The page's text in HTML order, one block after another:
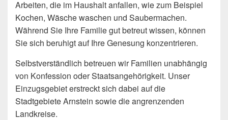
Arbeiten, die im Haushalt anfallen, wie zum Beispiel
Kochen, Wäsche waschen und Saubermachen.
Während Sie Ihre Familie gut betreut wissen, können
Sie sich beruhigt auf Ihre Genesung konzentrieren.
Selbstverständlich betreuen wir Familien unabhängig
von Konfession oder Staatsangehörigkeit. Unser
Einzugsgebiet erstreckt sich dabei auf die
Stadtgebiete Arnstein sowie die angrenzenden
Landkreise.